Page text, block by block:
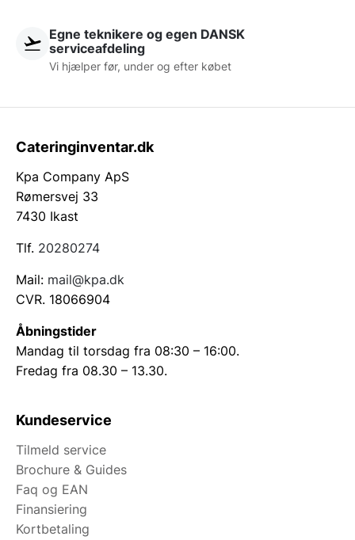
Egne teknikere og egen DANSK
serviceafdeling
Vi hjælper før, under og efter købet
Cateringinventar.dk
Kpa Company ApS
Rømersvej 33
7430 Ikast
Tlf. 20280274
Mail: mail@kpa.dk
CVR. 18066904
Åbningstider
Mandag til torsdag fra 08:30 – 16:00.
Fredag fra 08.30 – 13.30.
Kundeservice
Tilmeld service
Brochure & Guides
Faq og EAN
Finansiering
Kortbetaling